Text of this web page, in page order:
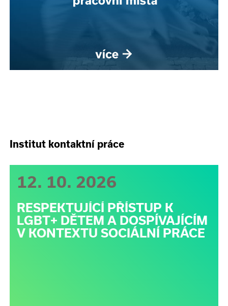
Institut kontaktní práce
12. 10. 2026
RESPEKTUJÍCÍ PŘÍSTUP K
LGBT+ DĚTEM A DOSPÍVAJÍCÍM
V KONTEXTU SOCIÁLNÍ PRÁCE